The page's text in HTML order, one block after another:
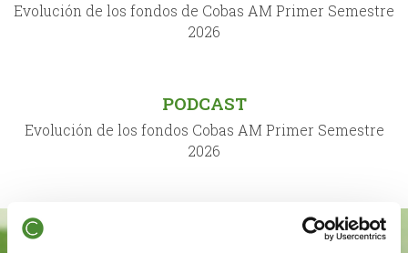
Evolución de los fondos de Cobas AM Primer Semestre
2026
PODCAST
Evolución de los fondos Cobas AM Primer Semestre
2026